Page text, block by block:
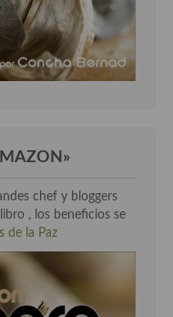
chef y bloggers
, los beneficios se
de la Paz